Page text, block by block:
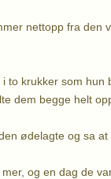
nettopp fra den
krukker som hun
dem begge helt
ødelagte og sa
og en dag de